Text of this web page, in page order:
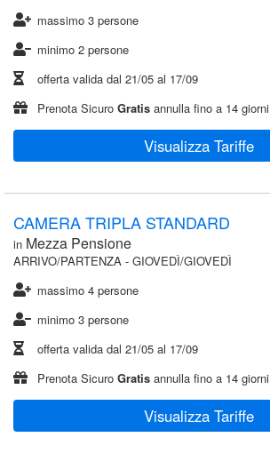
massimo 3 persone
minimo 2 persone
offerta valida dal 21/05 al 17/09
Prenota Sicuro Gratis annulla fino a 14 giorni
Visualizza Tariffe
CAMERA TRIPLA STANDARD
in Mezza Pensione
ARRIVO/PARTENZA - GIOVEDÌ/GIOVEDÌ
massimo 4 persone
minimo 3 persone
offerta valida dal 21/05 al 17/09
Prenota Sicuro Gratis annulla fino a 14 giorni
Visualizza Tariffe